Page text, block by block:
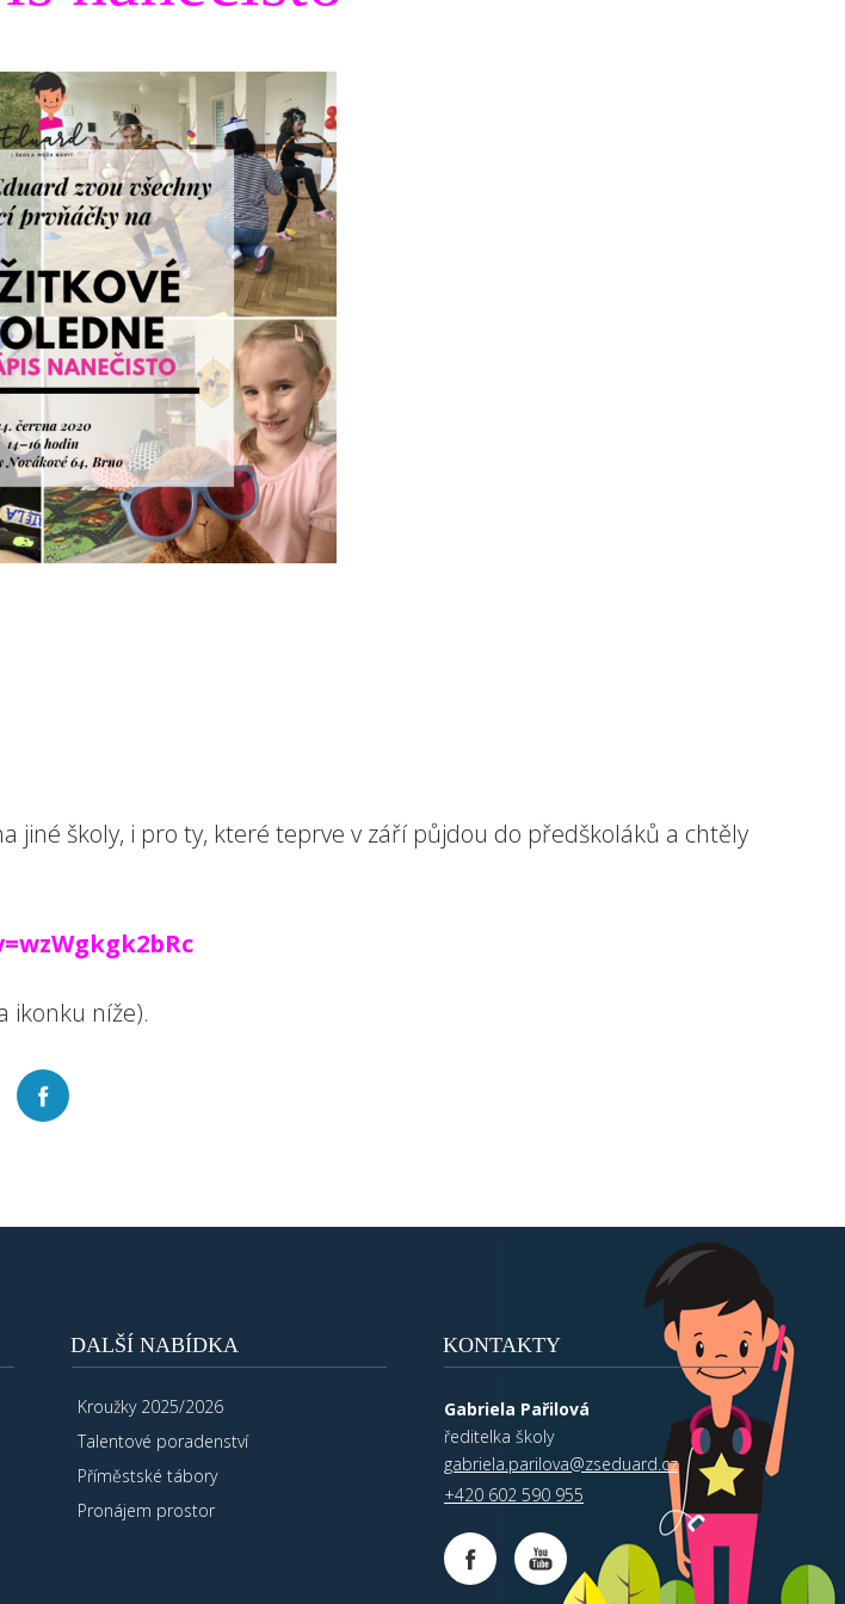
jiné školy, i pro ty, které teprve v září půjdou do předškoláků a chtěly
ikonku níže).
DALŠÍ NABÍDKA
Kroužky 2025/2026
Talentové poradenství
Příměstské tábory
Pronájem prostor
KONTAKTY
Gabriela Pařilová
ředitelka školy
gabriela.parilova@zseduard.cz
+420 602 590 955